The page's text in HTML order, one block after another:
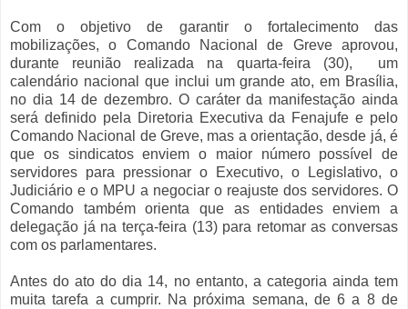
Com o objetivo de garantir o fortalecimento das
mobilizações, o Comando Nacional de Greve aprovou,
durante reunião realizada na quarta-feira (30), um
calendário nacional que inclui um grande ato, em Brasília,
no dia 14 de dezembro. O caráter da manifestação ainda
será definido pela Diretoria Executiva da Fenajufe e pelo
Comando Nacional de Greve, mas a orientação, desde já, é
que os sindicatos enviem o maior número possível de
servidores para pressionar o Executivo, o Legislativo, o
Judiciário e o MPU a negociar o reajuste dos servidores. O
Comando também orienta que as entidades enviem a
delegação já na terça-feira (13) para retomar as conversas
com os parlamentares.
Antes do ato do dia 14, no entanto, a categoria ainda tem
muita tarefa a cumprir. Na próxima semana, de 6 a 8 de